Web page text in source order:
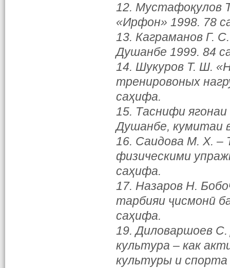
12. Мустафоқулов
«Ирфон» 1998. 78
13. Каграманов Г.
Душанбе 1999. 84
14. Шукуров Т. Ш.
тренировоных
саҳифа.
15. Таснифи
Душанбе, кумитаи
16. Саидова М. Х.
физическими
саҳифа.
17. Назаров Н.
тарбияи ҷисмонӣ
саҳифа.
19. Диловаршоев
культура – как
культуры и